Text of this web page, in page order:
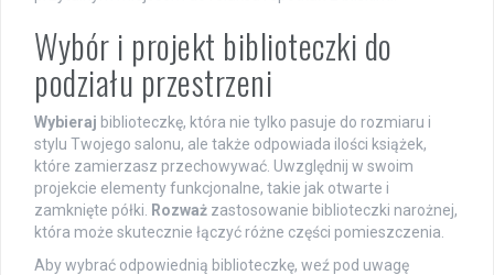
Wybór i projekt biblioteczki do
podziału przestrzeni
Wybieraj biblioteczkę, która nie tylko pasuje do rozmiaru i
stylu Twojego salonu, ale także odpowiada ilości książek,
które zamierzasz przechowywać. Uwzględnij w swoim
projekcie elementy funkcjonalne, takie jak otwarte i
zamknięte półki.
Rozważ zastosowanie biblioteczki narożnej,
która może skutecznie łączyć różne części pomieszczenia.
Aby wybrać odpowiednią biblioteczkę, weź pod uwagę